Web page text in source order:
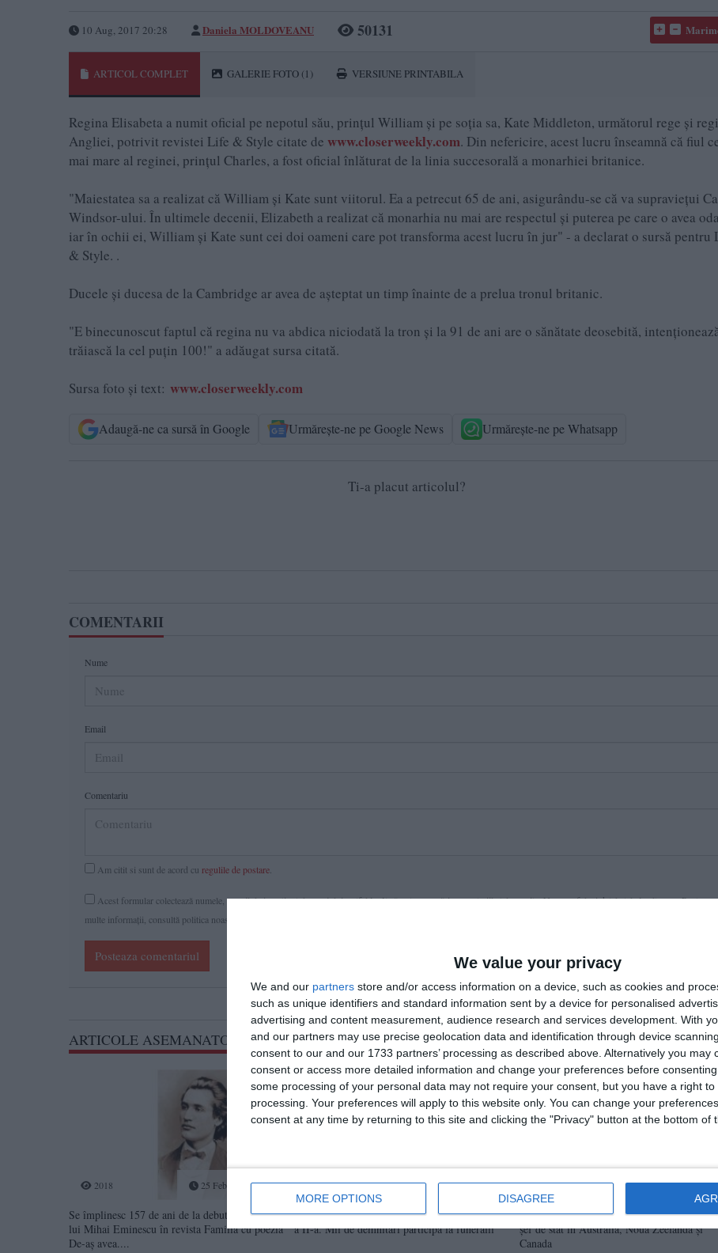
We value your privacy
We and our partners store and/or access information on a device, such as cookies and
such as unique identifiers and standard information sent by a device for personalised
advertising and content measurement, audience research and services development. With
and our partners may use precise geolocation data and identification through device
consent to our and our 1733 partners’ processing as described above. Alternatively you may
consent or access more detailed information and change your preferences before consenting.
some processing of your personal data may not require your consent, but you have a right to
processing. Your preferences will apply to this website only. You can change your
consent at any time by returning to this site and clicking the "Privacy" button at the bottom of
MORE OPTIONS DISAGREE
10 Aug, 2017 20:28 Daniela MOLDOVEANU 50131
ARTICOL COMPLET GALERIE FOTO (1) VERSIUNE PRINTABILA
Regina Elisabeta a numit oficial pe nepotul său, prințul William și pe soția sa, Kate Middleton, următorul rege și
Angliei, potrivit revistei Life & Style citate de www.closerweekly.com. Din nefericire, acest lucru înseamnă că fiul
mai mare al reginei, prințul Charles, a fost oficial înlăturat de la linia succesorală a monarhiei britanice.
"Maiestatea sa a realizat că William și Kate sunt viitorul. Ea a petrecut 65 de ani, asigurându-se că va supraviețui
Windsor-ului. În ultimele decenii, Elizabeth a realizat că monarhia nu mai are respectul și puterea pe care o avea
iar în ochii ei, William și Kate sunt cei doi oameni care pot transforma acest lucru în jur" - a declarat o sursă pentru
& Style. .
Ducele și ducesa de la Cambridge ar avea de așteptat un timp înainte de a prelua tronul britanic.
"E binecunoscut faptul că regina nu va abdica niciodată la tron ​​și la 91 de ani are o sănătate deosebită,
trăiască la cel puțin 100!" a adăugat sursa citată.
Sursa foto și text: www.closerweekly.com
Adaugă-ne ca sursă în Google Urmărește-ne pe Google News Urmărește-ne pe Whatsapp
Ti-a placut articolul?
COMENTARII
Nume
Email
Comentariu
Am citit si sunt de acord cu regulile de postare
Acest formular colectează numele, e-mailul şi conținutul mesajului, astfel încât să putem urmări comentariile tale pe site. Nu vom folosi datele tale în alt scop. Pentru
multe informaţii, consultă politica noastră de confidenţialitate, unde vei primi mai multe privind informaţii despre cum și de ce stocăm datele tale.
Posteaza comentariul
ARTICOLE ASEMANATOARE
2018 25 Feb, 2023 10:35
Se împlinesc 157 de ani de la debutul literar al
lui Mihai Eminescu în revista Familia cu poezia
De-aș avea....
1920 19 Sep, 2022 08:36
Ceremonia de înmormântare a Reginei Elisabeta
a II-a. Mii de demnitari participă la funeralii
2278 11 Sep, 2022
Regele Charles al III-lea a fost proclamat
şef de stat în Australia, Noua Zeelandă şi
Canada